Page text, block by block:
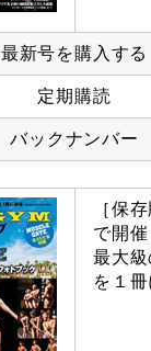
最新号を購入する
定期購読
バックナンバー
［保
で開催
最大
を１